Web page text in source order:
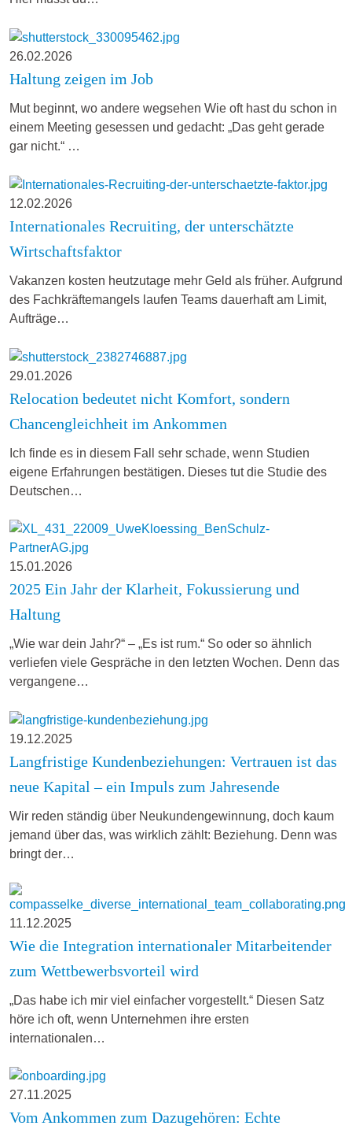
26.02.2026
Haltung zeigen im Job
Mut beginnt, wo andere wegsehen Wie oft hast du schon in
einem Meeting gesessen und gedacht: „Das geht gerade
gar nicht.“ …
12.02.2026
Internationales Recruiting, der unterschätzte
Wirtschaftsfaktor
Vakanzen kosten heutzutage mehr Geld als früher. Aufgrund
des Fachkräftemangels laufen Teams dauerhaft am Limit,
Aufträge…
29.01.2026
Relocation bedeutet nicht Komfort, sondern
Chancengleichheit im Ankommen
Ich finde es in diesem Fall sehr schade, wenn Studien
eigene Erfahrungen bestätigen. Dieses tut die Studie des
Deutschen…
15.01.2026
2025 Ein Jahr der Klarheit, Fokussierung und
Haltung
„Wie war dein Jahr?“ – „Es ist rum.“ So oder so ähnlich
verliefen viele Gespräche in den letzten Wochen. Denn das
vergangene…
19.12.2025
Langfristige Kundenbeziehungen: Vertrauen ist das
neue Kapital – ein Impuls zum Jahresende
Wir reden ständig über Neukundengewinnung, doch kaum
jemand über das, was wirklich zählt: Beziehung. Denn was
bringt der…
11.12.2025
Wie die Integration internationaler Mitarbeitender
zum Wettbewerbsvorteil wird
„Das habe ich mir viel einfacher vorgestellt.“ Diesen Satz
höre ich oft, wenn Unternehmen ihre ersten
internationalen…
27.11.2025
Vom Ankommen zum Dazugehören: Echte